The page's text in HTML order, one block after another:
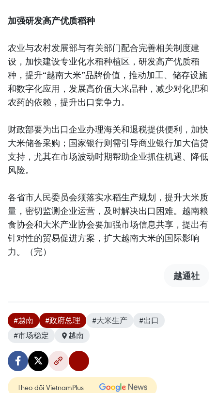
加强研发高产优质稻种
农业与农村发展部与有关部门配合完善相关制度建
设，加快建设专业化水稻种植区，研发高产优质稻
种，提升“越南大米”品牌价值，推动加工、储存设施
和数字化应用，发展高价值大米品种，减少对化肥和
农药的依赖，提升出口竞争力。
财政部要为出口企业办理海关和退税提供便利，加快
大米储备采购；国家银行则需引导商业银行加大信贷
支持，尤其在市场波动时期帮助企业抓住机遇、降低
风险。
各省市人民委员会须落实水稻生产规划，提升大米质
量，密切监测企业运营，及时解决出口困难。越南粮
食协会和大米产业协会要加强市场信息共享，提出有
针对性的贸易促进方案，扩大越南大米的国际影响
力。（完）
越通社
#越南 #政府总理 #大米生产
#出口
#市场稳定
越南
Theo dõi VietnamPlus